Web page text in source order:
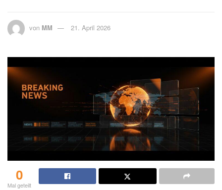
von MM 21. April 2026
0
Mal geteilt